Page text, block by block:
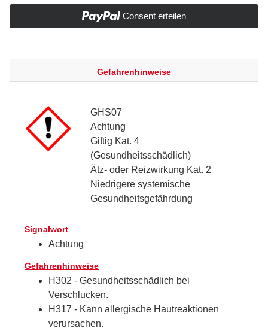
Consent erteilen
Gefahrenhinweise
GHS07
Achtung
Giftig Kat. 4
(Gesundheitsschädlich)
Ätz- oder Reizwirkung Kat. 2
Niedrigere systemische
Gesundheitsgefährdung
Signalwort
Achtung
Gefahrenhinweise
H302 - Gesundheitsschädlich bei
Verschlucken.
H317 - Kann allergische Hautreaktionen
verursachen.